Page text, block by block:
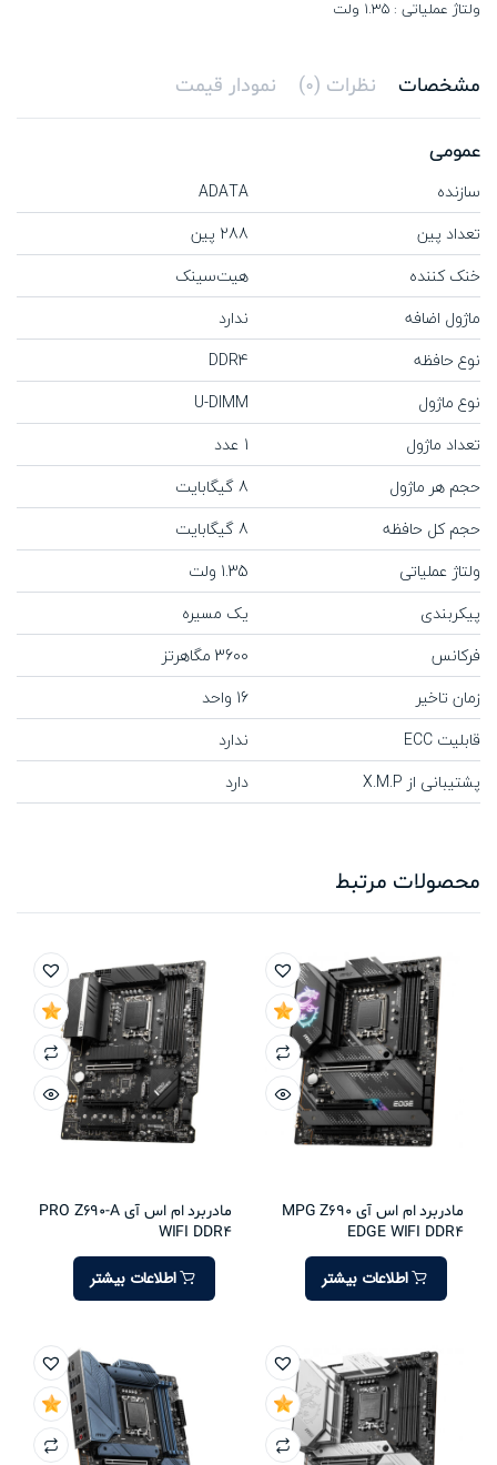
ولتاژ عملیاتی : 1.35 ولت
مشخصات نظرات (0) نمودار قیمت
عمومی
سازنده
ADATA
تعداد پین
288 پین
خنک کننده
هیت‌سینک
ماژول اضافه
ندارد
نوع حافظه
DDR4
نوع ماژول
U-DIMM
تعداد ماژول
1 عدد
حجم هر ماژول
8 گیگابایت
حجم کل حافظه
8 گیگابایت
ولتاژ عملیاتی
1.35 ولت
پیکربندی
یک مسیره
فرکانس
3600 مگاهرتز
زمان تاخیر
16 واحد
قابلیت ECC
ندارد
پشتیبانی از X.M.P
دارد
محصولات مرتبط
مادربرد ام اس آی MPG Z690
EDGE WIFI DDR4
اطلاعات بیشتر
مادربرد ام اس آی PRO Z690-A
WIFI DDR4
اطلاعات بیشتر